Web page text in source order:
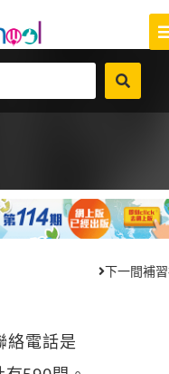
下一間補
電話是